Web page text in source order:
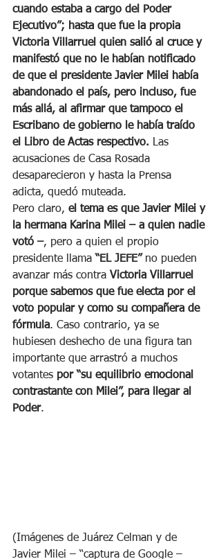
cuando estaba a cargo del Poder
Ejecutivo”; hasta que fue la propia
Victoria Villarruel quien salió al cruce y
manifestó que no le habían notificado
de que el presidente Javier Milei había
abandonado el país, pero incluso, fue
más allá, al afirmar que tampoco el
Escribano de gobierno le había traído
el Libro de Actas respectivo. Las
acusaciones de Casa Rosada
desaparecieron y hasta la Prensa
adicta, quedó muteada.
Pero claro, el tema es que Javier Milei y
la hermana Karina Milei – a quien nadie
votó –, pero a quien el propio
presidente llama “EL JEFE” no pueden
avanzar más contra Victoria Villarruel
porque sabemos que fue electa por el
voto popular y como su compañera de
fórmula. Caso contrario, ya se
hubiesen deshecho de una figura tan
importante que arrastró a muchos
votantes por “su equilibrio emocional
contrastante con Milei”, para llegar al
Poder.
(Imágenes de Juárez Celman y de
Javier Milei – “captura de Google –